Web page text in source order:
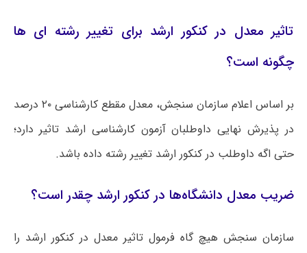
تاثیر معدل در کنکور ارشد برای تغییر رشته ای ها
چگونه است؟
بر اساس اعلام سازمان سنجش، معدل مقطع کارشناسی ۲۰ درصد
در پذیرش نهایی داوطلبان آزمون کارشناسی ارشد تاثیر دارد؛
حتی اگه داوطلب در کنکور ارشد تغییر رشته داده باشد.
ضریب معدل دانشگاه‌ها در کنکور ارشد چقدر است؟
سازمان سنجش هیچ گاه فرمول تاثیر معدل در کنکور ارشد را